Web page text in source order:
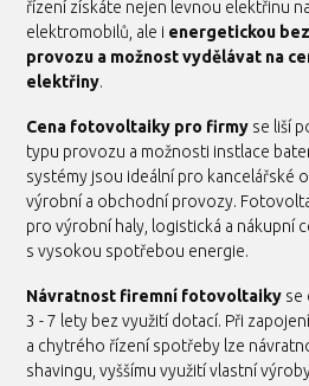
řízení získáte nejen levnou elektřinu
elektromobilů, ale i energetickou
provozu a možnost vydělávat na
elektřiny.
Cena fotovoltaiky pro firmy se liší
typu provozu a možnosti instlace
systémy jsou ideální pro kancelářské
výrobní a obchodní provozy.
pro výrobní haly, logistická a nákupní
s vysokou spotřebou energie.
Návratnost firemní fotovoltaiky se
3 - 7 lety bez využití dotací. Při zapojení
a chytrého řízení spotřeby lze
shavingu, vyššímu využití vlastní